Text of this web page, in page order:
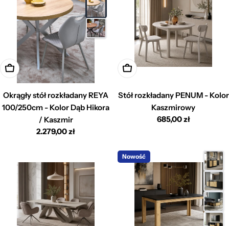
Dodaj do koszyka
Okrągły stół rozkładany REYA
100/250cm - Kolor Dąb Hikora
/ Kaszmir
Cena
2.279,00 zł
Dodaj do koszyka
Stół rozkładany PENUM - Kolor
Kaszmirowy
Cena
685,00 zł
Nowość